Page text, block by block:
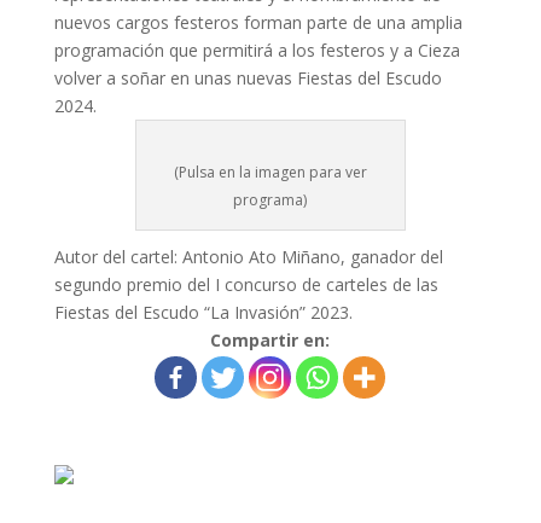
nuevos cargos festeros forman parte de una amplia
programación que permitirá a los festeros y a Cieza
volver a soñar en unas nuevas Fiestas del Escudo
2024.
(Pulsa en la imagen para ver
programa)
Autor del cartel: Antonio Ato Miñano, ganador del
segundo premio del I concurso de carteles de las
Fiestas del Escudo “La Invasión” 2023.
Compartir en: